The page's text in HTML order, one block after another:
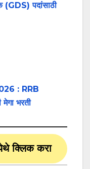
(GDS) पदांसाठी
: RRB
भरती
येथे क्लिक करा